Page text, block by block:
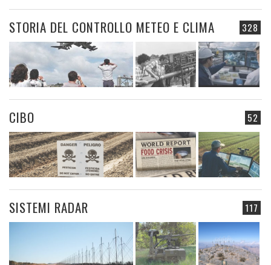
328
STORIA DEL CONTROLLO METEO E CLIMA
52
CIBO
117
SISTEMI RADAR